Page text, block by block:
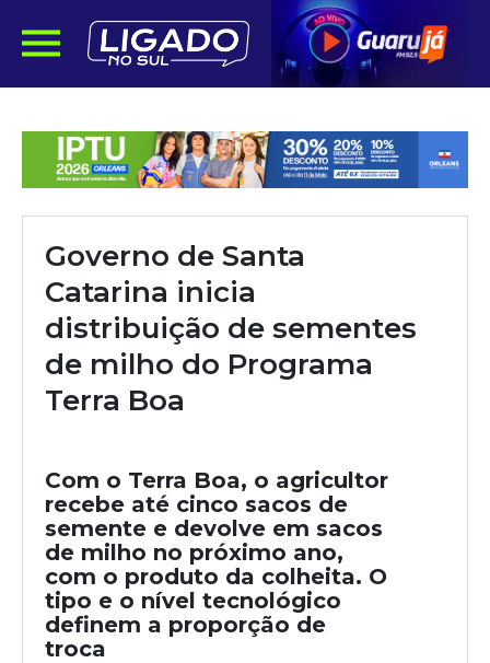
Governo de Santa
Catarina inicia
distribuição de sementes
de milho do Programa
Terra Boa
Com o Terra Boa, o agricultor
recebe até cinco sacos de
semente e devolve em sacos
de milho no próximo ano,
com o produto da colheita. O
tipo e o nível tecnológico
definem a proporção de
troca